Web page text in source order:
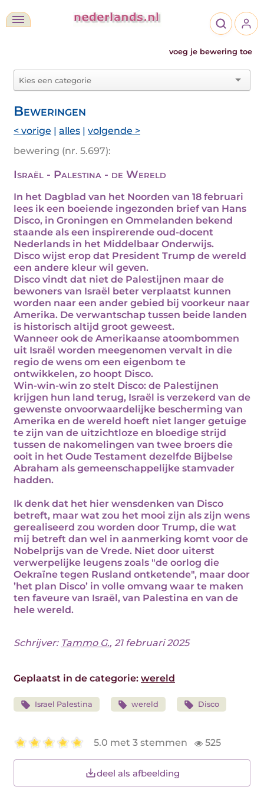
voeg je bewering toe
Beweringen
< vorige | alles | volgende >
bewering (nr. 5.697):
Israël - Palestina - de Wereld
In het Dagblad van het Noorden van 18 februari
lees ik een boeiende ingezonden brief van Hans
Disco, in Groningen en Ommelanden bekend
staande als een inspirerende oud-docent
Nederlands in het Middelbaar Onderwijs.
Disco wijst erop dat President Trump de wereld
een andere kleur wil geven.
Disco vindt dat niet de Palestijnen maar de
bewoners van Israël beter verplaatst kunnen
worden naar een ander gebied bij voorkeur naar
Amerika. De verwantschap tussen beide landen
is historisch altijd groot geweest.
Wanneer ook de Amerikaanse atoombommen
uit Israël worden meegenomen vervalt in die
regio de wens om een eigenbom te
ontwikkelen, zo hoopt Disco.
Win-win-win zo stelt Disco: de Palestijnen
krijgen hun land terug, Israël is verzekerd van de
gewenste onvoorwaardelijke bescherming van
Amerika en de wereld hoeft niet langer getuige
te zijn van de uitzichtloze en bloedige strijd
tussen de nakomelingen van twee broers die
ooit in het Oude Testament dezelfde Bijbelse
Abraham als gemeenschappelijke stamvader
hadden.
Ik denk dat het hier wensdenken van Disco
betreft, maar wat zou het mooi zijn als zijn wens
gerealiseerd zou worden door Trump, die wat
mij betreft dan wel in aanmerking komt voor de
Nobelprijs van de Vrede. Niet door uiterst
verwerpelijke leugens zoals "de oorlog die
Oekraïne tegen Rusland ontketende", maar door
’het plan Disco’ in volle omvang waar te maken
ten faveure van Israël, van Palestina en van de
hele wereld.
Schrijver: Tammo G., 21 februari 2025
Geplaatst in de categorie: wereld
Israel Palestina wereld Disco
5.0 met 3 stemmen 525
deel als afbeelding